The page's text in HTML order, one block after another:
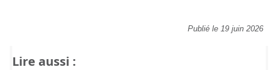
Publié le 19 juin 2026
Lire aussi :